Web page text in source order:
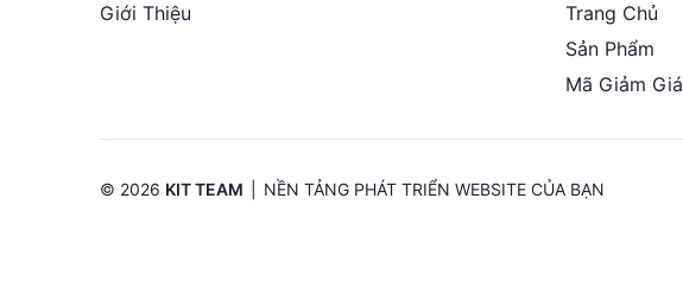
Giới Thiệu
Trang Chủ
Sản Phẩm
Mã Giảm Giá
© 2026 KIT TEAM NỀN TẢNG PHÁT TRIỂN WEBSITE CỦA BẠN